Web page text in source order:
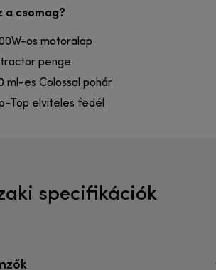
csomag?
os motoralap
penge
ml-es Colossal pohár
Top elviteles fedél
specifikációk